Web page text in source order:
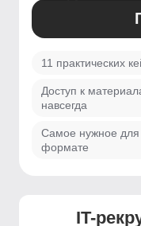
11 практических
Доступ к
навсегда
Самое нужное
формате
IT-